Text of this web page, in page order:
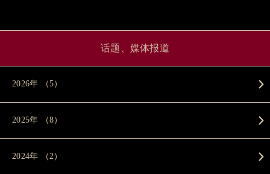
话题、媒体报道
2026年 （5）
2025年 （8）
2024年 （2）